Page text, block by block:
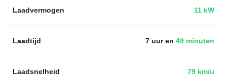
Laadvermogen 11 kW
Laadtijd 7 uur en 49 minuten
Laadsnelheid 79 km/u